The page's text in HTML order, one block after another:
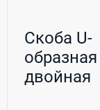
Скоба U-
образная
двойная